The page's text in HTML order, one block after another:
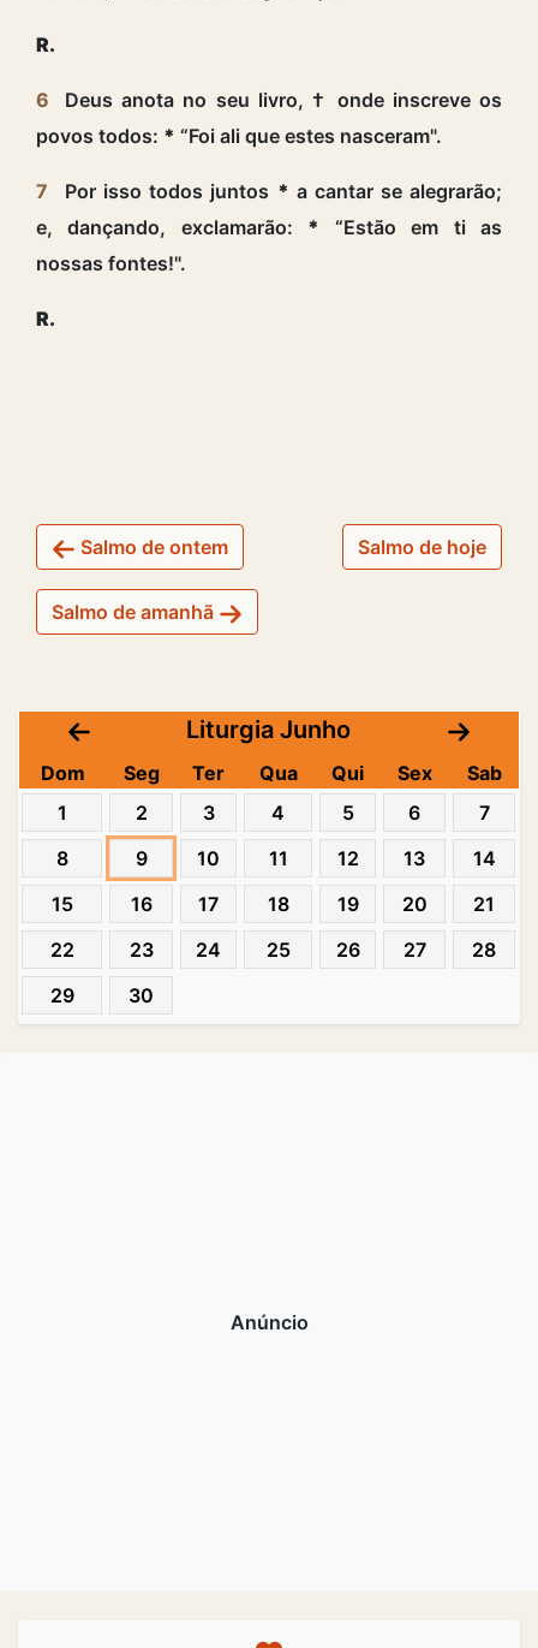
R.
6
Deus anota no seu livro, † onde inscreve os
povos todos: * “Foi ali que estes nasceram".
7 Por isso todos juntos * a cantar se alegrarão;
e, dançando, exclamarão: *
“Estão em ti as
nossas fontes!".
R.
Salmo de ontem Salmo de hoje
Salmo de amanhã
Liturgia Junho
Dom Seg Ter Qua Qui Sex
Sab
1
2 3 4 5 6
7
8
9 10 11 12 13
14
15
16 17 18 19 20
21
22
23 24 25 26 27
28
29
30